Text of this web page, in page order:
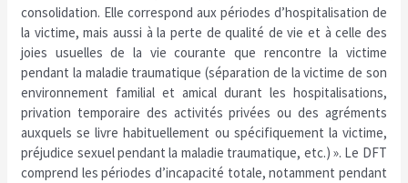
consolidation. Elle correspond aux périodes d’hospitalisation de
la victime, mais aussi à la perte de qualité de vie et à celle des
joies usuelles de la vie courante que rencontre la victime
pendant la maladie traumatique (séparation de la victime de son
environnement familial et amical durant les hospitalisations,
privation temporaire des activités privées ou des agréments
auxquels se livre habituellement ou spécifiquement la victime,
préjudice sexuel pendant la maladie traumatique, etc.) ». Le DFT
comprend les périodes d’incapacité totale, notamment pendant